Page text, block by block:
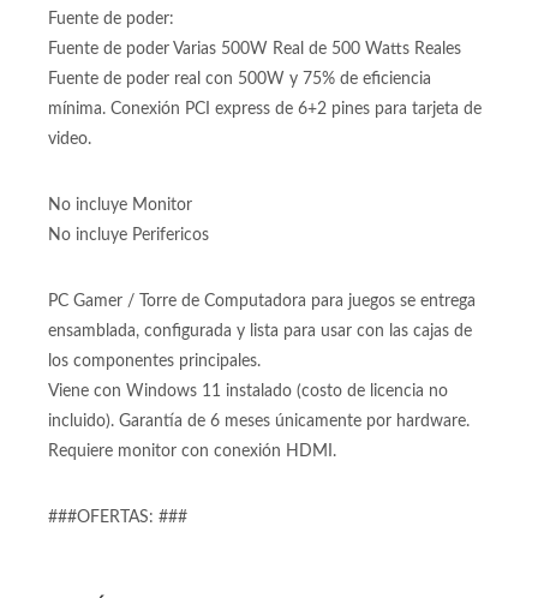
Fuente de poder:
Fuente de poder Varias 500W Real de 500 Watts Reales
Fuente de poder real con 500W y 75% de eficiencia
mínima. Conexión PCI express de 6+2 pines para tarjeta de
video.
No incluye Monitor
No incluye Perifericos
PC Gamer / Torre de Computadora para juegos se entrega
ensamblada, configurada y lista para usar con las cajas de
los componentes principales.
Viene con Windows 11 instalado (costo de licencia no
incluido). Garantía de 6 meses únicamente por hardware.
Requiere monitor con conexión HDMI.
###OFERTAS: ###